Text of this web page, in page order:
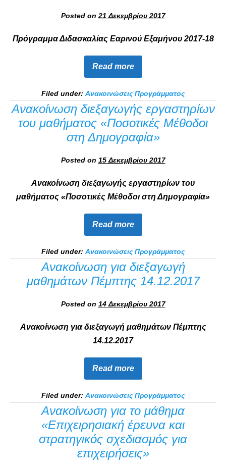
Posted on 21 Δεκεμβρίου 2017
Πρόγραμμα Διδασκαλίας Εαρινού Εξαμήνου 2017-18
Read more
Filed under: Ανακοινώσεις Προγράμματος
Ανακοίνωση διεξαγωγής εργαστηρίων
του μαθήματος «Ποσοτικές Μέθοδοι
στη Δημογραφία»
Posted on 15 Δεκεμβρίου 2017
Ανακοίνωση διεξαγωγής εργαστηρίων του
μαθήματος «Ποσοτικές Μέθοδοι στη Δημογραφία»
Read more
Filed under: Ανακοινώσεις Προγράμματος
Ανακοίνωση για διεξαγωγή
μαθημάτων Πέμπτης 14.12.2017
Posted on 14 Δεκεμβρίου 2017
Ανακοίνωση για διεξαγωγή μαθημάτων Πέμπτης
14.12.2017
Read more
Filed under: Ανακοινώσεις Προγράμματος
Ανακοίνωση για το μάθημα
«Επιχειρησιακή έρευνα και
στρατηγικός σχεδιασμός για
επιχειρήσεις»